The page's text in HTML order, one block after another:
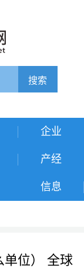
搜索
企业
产经
信息
单位） 全球